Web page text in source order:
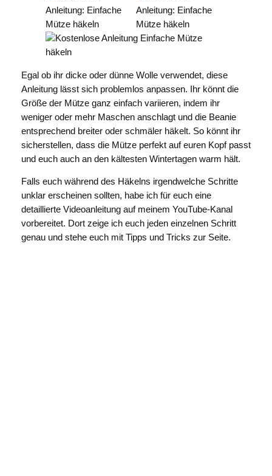
Egal ob ihr dicke oder dünne Wolle verwendet, diese
Anleitung lässt sich problemlos anpassen. Ihr könnt die
Größe der Mütze ganz einfach variieren, indem ihr
weniger oder mehr Maschen anschlagt und die Beanie
entsprechend breiter oder schmäler häkelt. So könnt ihr
sicherstellen, dass die Mütze perfekt auf euren Kopf passt
und euch auch an den kältesten Wintertagen warm hält.
Falls euch während des Häkelns irgendwelche Schritte
unklar erscheinen sollten, habe ich für euch eine
detaillierte Videoanleitung auf meinem YouTube-Kanal
vorbereitet. Dort zeige ich euch jeden einzelnen Schritt
genau und stehe euch mit Tipps und Tricks zur Seite.